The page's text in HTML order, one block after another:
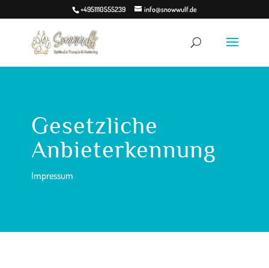
+4951110555239 info@snowwulf.de
Gesetzliche
Anbieterkennung
Impressum